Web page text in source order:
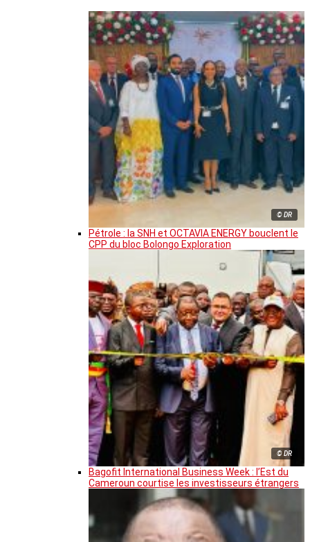
© DR
Pétrole : la SNH et OCTAVIA ENERGY bouclent le
CPP du bloc Bolongo Exploration
© DR
Bagofit International Business Week : l’Est du
Cameroun courtise les investisseurs étrangers